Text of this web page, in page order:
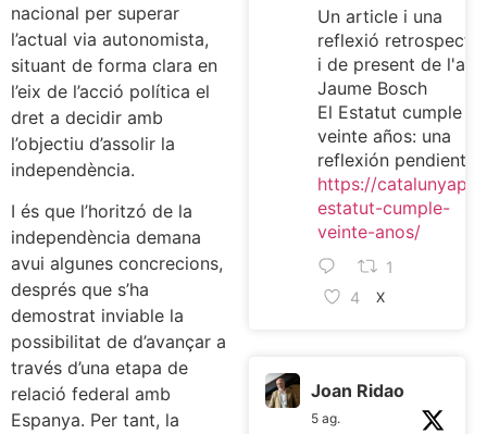
nacional per superar
l’actual via autonomista,
situant de forma clara en
l’eix de l’acció política el
dret a decidir amb
l’objectiu d’assolir la
independència.
I és que l’horitzó de la
independència demana
avui algunes concrecions,
després que s’ha
demostrat inviable la
possibilitat de d’avançar a
través d’una etapa de
relació federal amb
Espanya. Per tant, la
Un article i una
reflexió
i de present de
Jaume Bosch
El Estatut cumple
veinte años: una
reflexión pendiente
https://
estatut-cumple-
veinte-anos/
1
4
X
Joan Ridao
5 ag.